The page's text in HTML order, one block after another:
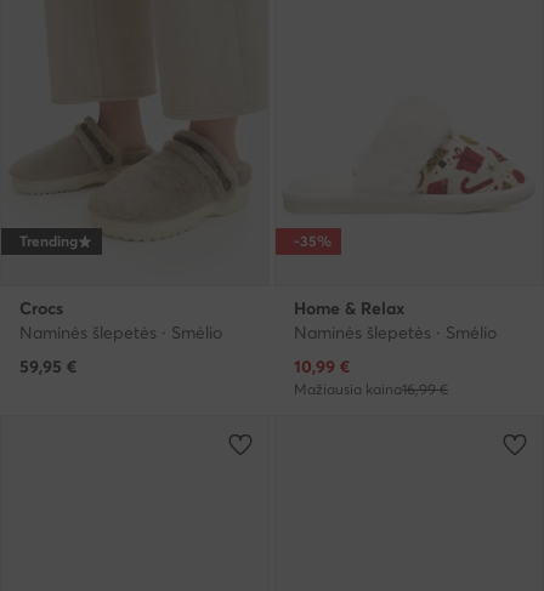
Trending
Crocs
Naminės šlepetės · Smėlio
59,95 €
-35%
Home & Relax
Naminės šlepetės · Smėlio
Dabartinė kaina
10,99 €
Mažiausia kaina16,99 €